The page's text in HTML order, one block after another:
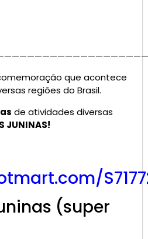
que acontece
regiões do Brasil.
de atividades diversas
JUNINAS!
(super